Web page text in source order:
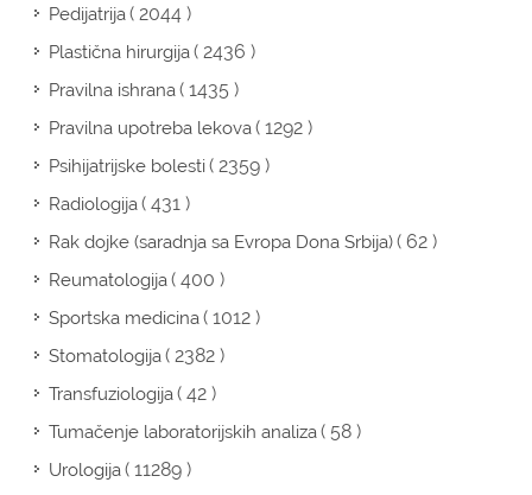
Pedijatrija( 2044 )
Plastična hirurgija( 2436 )
Pravilna ishrana( 1435 )
Pravilna upotreba lekova( 1292 )
Psihijatrijske bolesti( 2359 )
Radiologija( 431 )
Rak dojke (saradnja sa Evropa Dona Srbija)( 62 )
Reumatologija( 400 )
Sportska medicina( 1012 )
Stomatologija( 2382 )
Transfuziologija( 42 )
Tumačenje laboratorijskih analiza( 58 )
Urologija( 11289 )